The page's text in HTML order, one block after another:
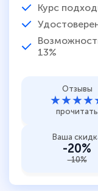
Курс
13%
Отзывы
прочитать
Ваша
-20%
-10%